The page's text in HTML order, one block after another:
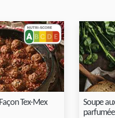
Tex-Mex
Soupe